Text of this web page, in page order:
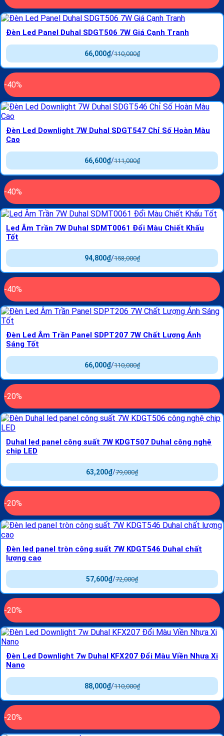
Đèn Led Panel Duhal SDGT506 7W Giá Cạnh Tranh
110,000₫
/
66,000₫
-40%
Đèn Led Downlight 7W Duhal SDGT547 Chỉ Số Hoàn Màu
Cao
111,000₫
/
66,600₫
-40%
Led Âm Trần 7W Duhal SDMT0061 Đổi Màu Chiết Khấu
Tốt
158,000₫
/
94,800₫
-40%
Đèn Led Âm Trần Panel SDPT207 7W Chất Lượng Ánh
Sáng Tốt
110,000₫
/
66,000₫
-20%
Duhal led panel công suất 7W KDGT507 Duhal công nghệ
chip LED
79,000₫
/
63,200₫
-20%
Đèn led panel tròn công suất 7W KDGT546 Duhal chất
lượng cao
72,000₫
/
57,600₫
-20%
Đèn Led Downlight 7w Duhal KFX207 Đổi Màu Viền Nhựa Xi
Nano
110,000₫
/
88,000₫
-20%